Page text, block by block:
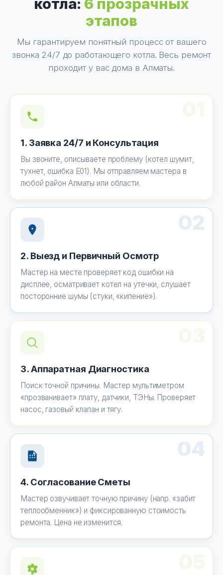
котла: 6 прозрачных
этапов
Мы гарантируем понятный процесс от вашего
звонка 24/7 до работающего котла. Весь ремонт
проходит у вас дома в Алматы.
1. Заявка 24/7 и Консультация
Вы звоните, описываете проблему (котел шумит,
тухнет, ошибка E01). Мы отправляем мастера в
любой район Алматы или области.
02
2. Выезд и Первичный Осмотр
Мастер на месте проверяет код ошибки на
дисплее, осматривает котел на утечки, слушает
посторонние шумы (стуки, «кипение»).
3. Аппаратная Диагностика
Поиск точной причины. Мастер мультиметром
«прозванивает» плату, датчики, ТЭНы. Проверяет
насос, газовый клапан и тягу.
04
4. Согласование Сметы
Мастер озвучивает точную причину (напр. «забит
теплообменник») и фиксированную стоимость
ремонта. Цена не изменится.